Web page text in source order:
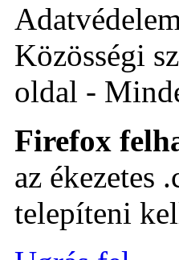
Közösségi
oldal -
Firefox
az ékezetes
telepíteni